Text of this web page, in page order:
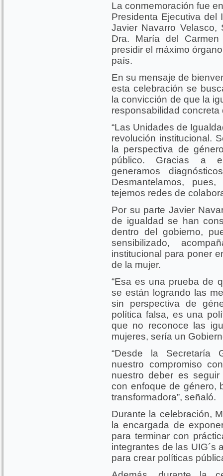
La conmemoración fue
Presidenta Ejecutiva del
Javier Navarro
Dra. María del
presidir el máximo
país.
En su mensaje de
esta celebración se
la convicción de que la
responsabilidad concreta
“Las Unidades de
revolución institucional.
la perspectiva de
público. Gracias a
generamos
Desmantelamos,
tejemos redes de
Por su parte Javier
de igualdad se han
dentro del gobierno,
sensibilizado,
institucional para poner
de la mujer.
“Esa es una prueba de
se están logrando las
sin perspectiva de
política falsa, es una
que no reconoce las
mujeres, sería un
“Desde la Secretaría
nuestro compromiso
nuestro deber es
con enfoque de género,
transformadora”, señaló.
Durante la celebración,
la encargada de
para terminar con
integrantes de las UIG´s
para crear políticas